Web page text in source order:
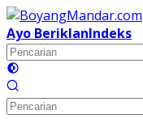
Langsung
ke
konten
Ayo BeriklanIndeks